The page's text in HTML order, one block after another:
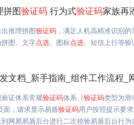
拼图验证码 行为式验证码家族再
推理拼图验证码 ，满足人机高精准识别
图、文字点选、图标点选、短信上行等
发文档_新手指南_组件工作流程_
证体系常规验证码体系（验证码类型为滑
面，请求显示易盾验证码用户按照提示要
网易易盾后台进行二次校验易盾后台行为